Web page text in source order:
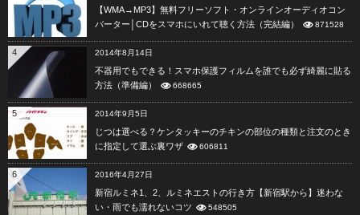
【WMA→MP3】無料フリーソフト・オンラインオーディオコン
バーター│CDをスマホにいれて聴く方法（完結編）
871528
4 2014年8月14日
不器用でもできる！スマホ保護フィルムを誰でも必ず綺麗に貼る
方法（準備編）
668665
5 2014年9月5日
じつは選べる？ケンタッキーのチキンの部位の種類と注文のとき
に指定して選ぶ裏ワザ
606811
6 2016年4月27日
新宿ルミネ1、2、ルミネエストの行き方【新宿駅から】迷わな
い・雨でも濡れないコツ
548505